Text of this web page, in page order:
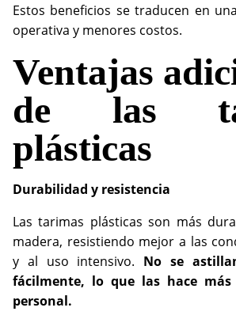
Estos beneficios se traducen en
operativa y menores costos.
Ventajas
de las
plásticas
Durabilidad y resistencia
Las tarimas plásticas son más
madera, resistiendo mejor a las
y al uso intensivo. No se
fácilmente, lo que las hace más
personal.